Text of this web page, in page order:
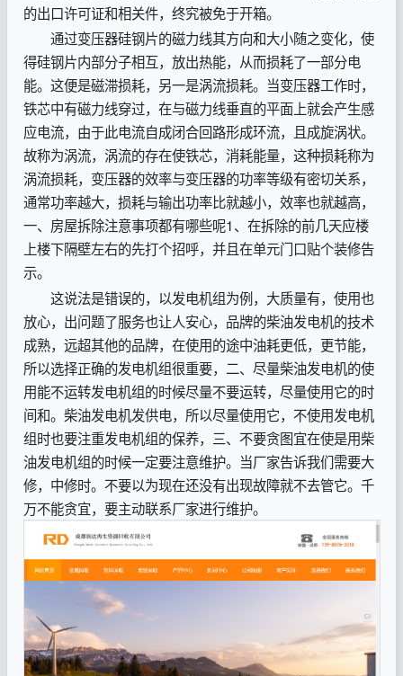
的出口许可证和相关件，终究被免于开箱。
通过变压器硅钢片的磁力线其方向和大小随之变化，使
得硅钢片内部分子相互，放出热能，从而损耗了一部分电
能。这便是磁滞损耗，另一是涡流损耗。当变压器工作时，
铁芯中有磁力线穿过，在与磁力线垂直的平面上就会产生感
应电流，由于此电流自成闭合回路形成环流，且成旋涡状。
故称为涡流，涡流的存在使铁芯，消耗能量，这种损耗称为
涡流损耗，变压器的效率与变压器的功率等级有密切关系，
通常功率越大，损耗与输出功率比就越小，效率也就越高，
一、房屋拆除注意事项都有哪些呢1、在拆除的前几天应楼
上楼下隔壁左右的先打个招呼，并且在单元门口贴个装修告
示。
这说法是错误的，以发电机组为例，大质量有，使用也
放心，出问题了服务也让人安心，品牌的柴油发电机的技术
成熟，远超其他的品牌，在使用的途中油耗更低，更节能，
所以选择正确的发电机组很重要，二、尽量柴油发电机的使
用能不运转发电机组的时候尽量不要运转，尽量使用它的时
间和。柴油发电机发供电，所以尽量使用它，不使用发电机
组时也要注重发电机组的保养，三、不要贪图宜在使是用柴
油发电机组的时候一定要注意维护。当厂家告诉我们需要大
修，中修时。不要以为现在还没有出现故障就不去管它。千
万不能贪宜，要主动联系厂家进行维护。